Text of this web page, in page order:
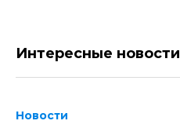
Интересные новости
Новости